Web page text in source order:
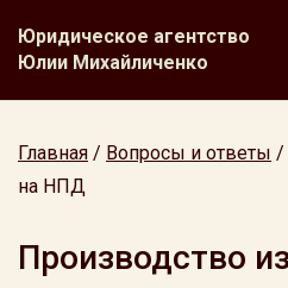
Юридическое агентство
Юлии Михайличенко
Главная / Вопросы и ответы /
на НПД
Производство